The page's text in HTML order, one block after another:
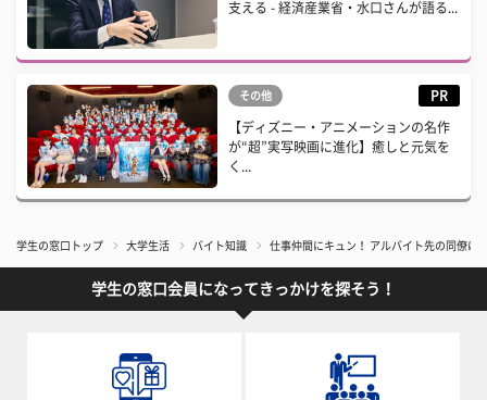
支える - 経済産業省・水口さんが語る...
その他 PR
【ディズニー・アニメーションの名作
が“超”実写映画に進化】癒しと元気を
く...
学生の窓口トップ 大学生活 バイト知識 仕事仲間にキュン！ アルバイト先の同僚に
学生の窓口会員になってきっかけを探そう！